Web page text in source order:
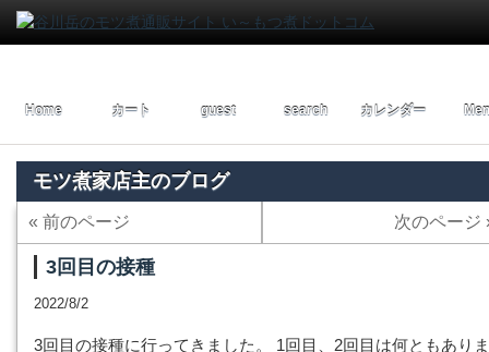
Home カート guest search カレンダー
モツ煮家店主のブログ
次のページ
« 前のページ
3回目の接種
2022/8/2
3回目の接種に行ってきました。 1回目、2回目は何ともありま